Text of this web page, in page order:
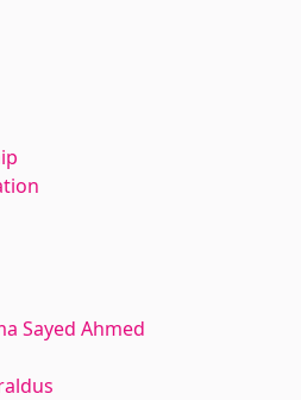
Sayed Ahmed